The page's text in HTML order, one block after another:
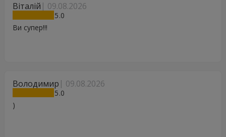
Віталій 09.08.2026
5
Ви супер!!!
Володимир 09.08.2026
5
)